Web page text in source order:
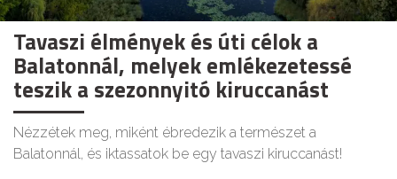
Tavaszi élmények és úti célok a
Balatonnál, melyek emlékezetessé
teszik a szezonnyitó kiruccanást
Nézzétek meg, miként ébredezik a természet a
Balatonnál, és iktassatok be egy tavaszi kiruccanást!